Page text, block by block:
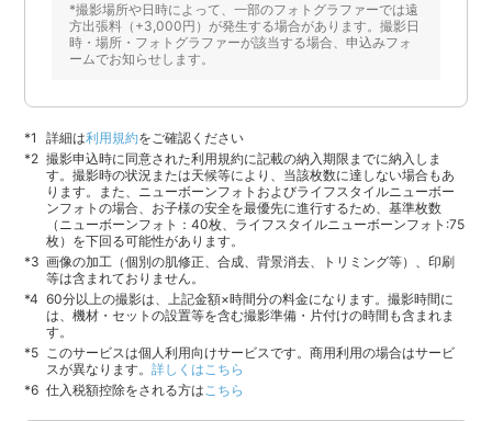
*撮影場所や日時によって、一部のフォトグラファーでは遠
方出張料（+3,000円）が発生する場合があります。撮影日
時・場所・フォトグラファーが該当する場合、申込みフォ
ームでお知らせします。
詳細は利用規約をご確認ください
撮影申込時に同意された利用規約に記載の納入期限までに納入しま
す。撮影時の状況または天候等により、当該枚数に達しない場合もあ
ります。また、ニューボーンフォトおよびライフスタイルニューボー
ンフォトの場合、お子様の安全を最優先に進行するため、基準枚数
（ニューボーンフォト：40枚、ライフスタイルニューボーンフォト:75
枚）を下回る可能性があります。
画像の加工（個別の肌修正、合成、背景消去、トリミング等）、印刷
等は含まれておりません。
60分以上の撮影は、上記金額×時間分の料金になります。撮影時間に
は、機材・セットの設置等を含む撮影準備・片付けの時間も含まれま
す。
このサービスは個人利用向けサービスです。商用利用の場合はサービ
スが異なります。詳しくはこちら
仕入税額控除をされる方はこちら